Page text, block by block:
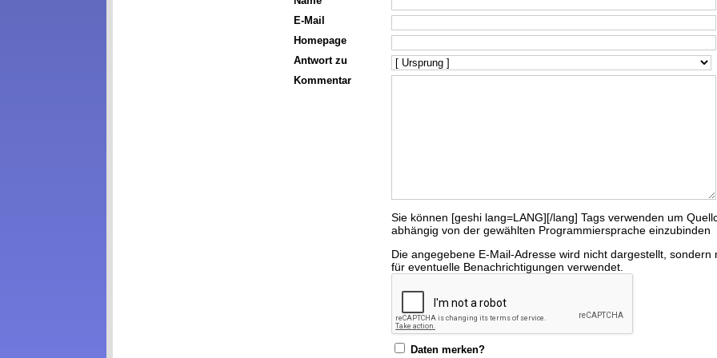
E-Mail
Homepage
Antwort zu
Kommentar
Sie können [geshi lang=LANG][/lang] Tags verwenden um
abhängig von der gewählten Programmiersprache einzubinden
Die angegebene E-Mail-Adresse wird nicht dargestellt, sondern
für eventuelle Benachrichtigungen verwendet.
Daten merken?